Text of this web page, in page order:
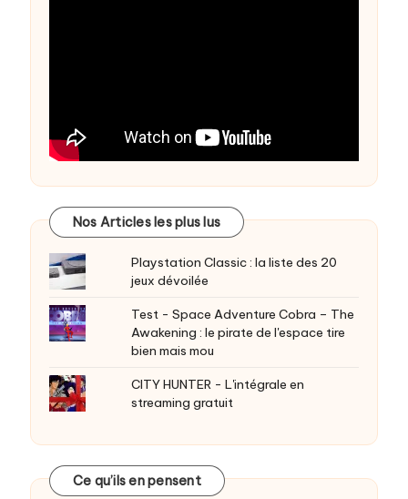
Nos Articles les plus lus
Playstation Classic : la liste des 20
jeux dévoilée
Test - Space Adventure Cobra – The
Awakening : le pirate de l'espace tire
bien mais mou
CITY HUNTER - L'intégrale en
streaming gratuit
Ce qu’ils en pensent